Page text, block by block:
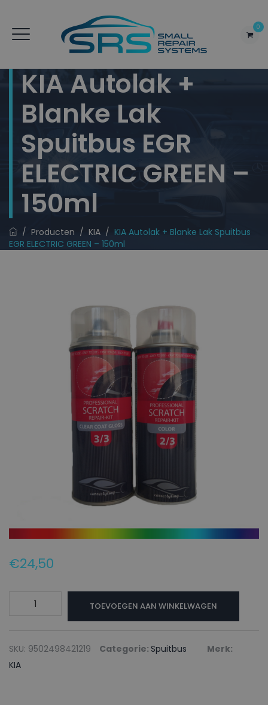
0
KIA Autolak +
Blanke Lak
Spuitbus EGR
ELECTRIC GREEN –
150ml
/ Producten / KIA / KIA Autolak + Blanke Lak Spuitbus
EGR ELECTRIC GREEN – 150ml
€24,50
Blanke
lak
TOEVOEGEN AAN WINKELWAGEN
SKU: 9502498421219 Categorie: Spuitbus
Merk:
KIA